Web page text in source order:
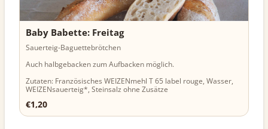
Baby Babette: Freitag
Sauerteig-Baguettebrötchen
Auch halbgebacken zum Aufbacken möglich.
Zutaten: Französisches WEIZENmehl T 65 label rouge, Wasser,
WEIZENsauerteig*, Steinsalz ohne Zusätze
€1,20
€1,20